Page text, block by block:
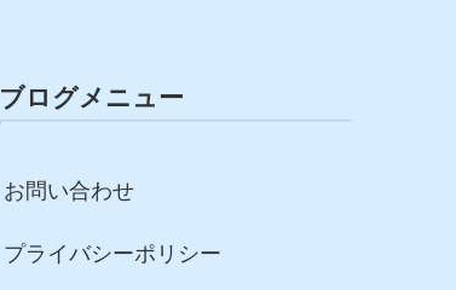
ブログメニュー
お問い合わせ
プライバシーポリシー